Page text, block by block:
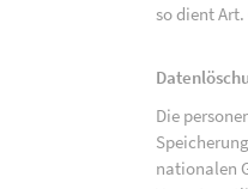
so dient Art.
Die
nationalen